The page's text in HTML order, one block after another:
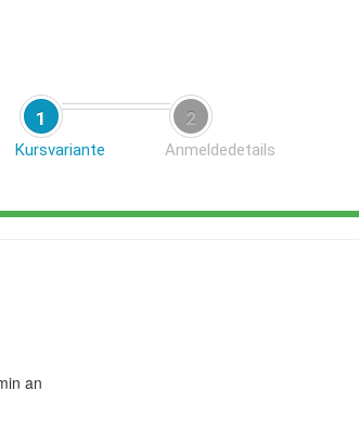
1
Kursvariante
2
Anmeldedetails
an